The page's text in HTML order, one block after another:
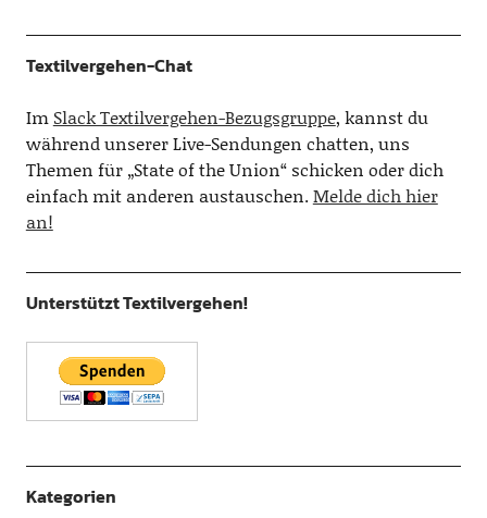
Textilvergehen-Chat
Im Slack Textilvergehen-Bezugsgruppe, kannst du
während unserer Live-Sendungen chatten, uns
Themen für „State of the Union“ schicken oder dich
einfach mit anderen austauschen.Melde dich hier
an!
Unterstützt Textilvergehen!
Kategorien